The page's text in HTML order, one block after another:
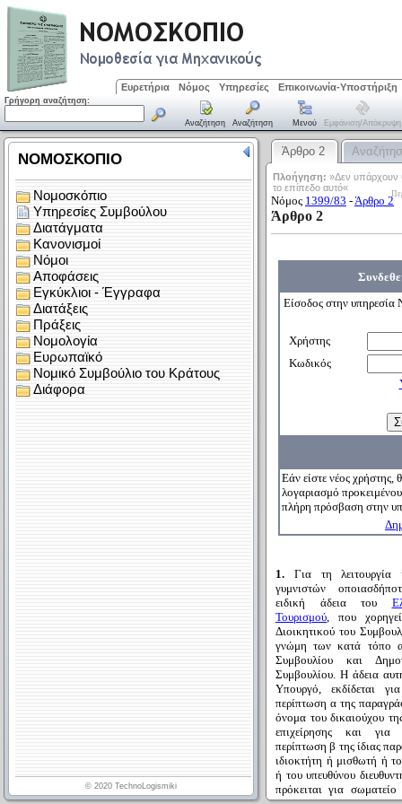
Ευρετήρια Νόμος Υπηρεσίες Επικοινωνία-Υποστήριξη
Γρήγορη αναζήτηση:
Αναζήτηση Αναζήτηση Μενού Εμφάνιση/απόκρυψη
Άρθρο 2